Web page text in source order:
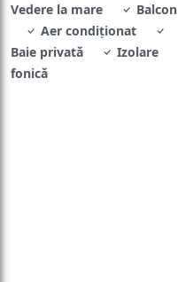
Vedere la mare
Balcon
Aer condiţionat
Baie privată
Izolare
fonică